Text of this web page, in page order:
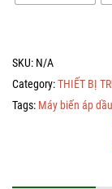
SKU: N/A
Category:THIẾT BỊ
Tags: Máy biến áp